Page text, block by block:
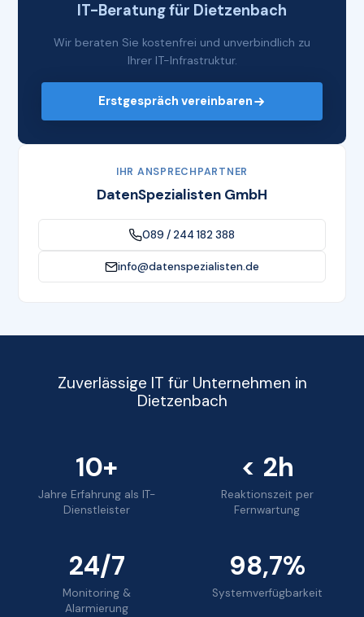
IT-Beratung für Dietzenbach
Wir beraten Sie kostenfrei und unverbindlich zu
Ihrer IT-Infrastruktur.
Erstgespräch vereinbaren
IHR ANSPRECHPARTNER
DatenSpezialisten GmbH
089 / 244 182 388
info@datenspezialisten.de
Zuverlässige IT für Unternehmen in
Dietzenbach
10+
Jahre Erfahrung als IT-
Dienstleister
< 2h
Reaktionszeit per
Fernwartung
24/7
Monitoring &
Alarmierung
98,7%
Systemverfügbarkeit